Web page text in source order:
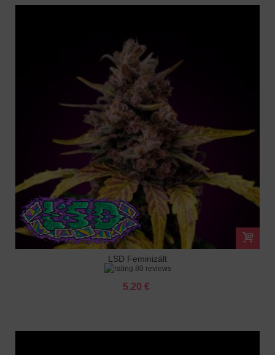
LSD Feminizált
80 reviews
5.20 €